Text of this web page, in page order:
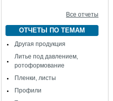
Все отчеты
ОТЧЕТЫ ПО ТЕМАМ
Другая продукция
Литье под давлением,
ротоформование
Пленки, листы
Профили